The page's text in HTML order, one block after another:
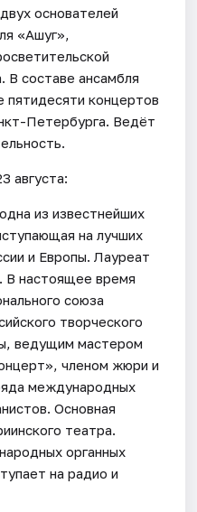
основателей
«Ашуг»,
В составе ансамбля
пятидесяти концертов
Петербурга. Ведёт
августа:
из известнейших
на лучших
и Европы. Лауреат
В настоящее время
союза
творческого
ведущим мастером
членом жюри и
международных
Основная
театра.
органных
на радио и